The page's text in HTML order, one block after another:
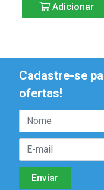
Adicionar
Cadastre-se
ofertas!